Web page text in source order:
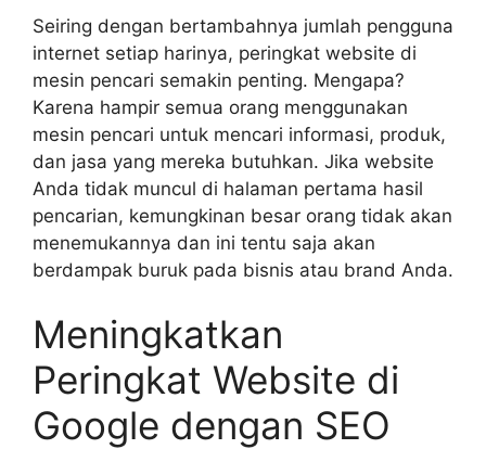
Seiring dengan bertambahnya jumlah pengguna
internet setiap harinya, peringkat website di
mesin pencari semakin penting. Mengapa?
Karena hampir semua orang menggunakan
mesin pencari untuk mencari informasi, produk,
dan jasa yang mereka butuhkan. Jika website
Anda tidak muncul di halaman pertama hasil
pencarian, kemungkinan besar orang tidak akan
menemukannya dan ini tentu saja akan
berdampak buruk pada bisnis atau brand Anda.
Meningkatkan
Peringkat Website di
Google dengan SEO